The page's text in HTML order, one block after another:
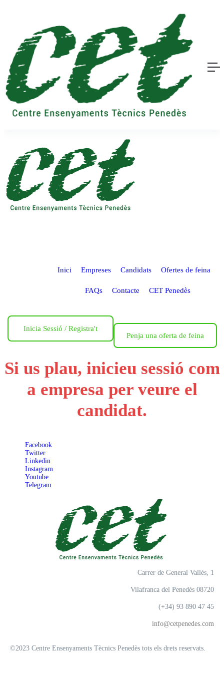
Inici Empreses Candidats Ofertes de feina
FAQs Contacte CET Penedès
Inicia Sessió / Registra't
Penja una oferta de feina
Si us plau, inicieu sessió com
a empresa per veure el
candidat.
Facebook
Twitter
Linkedin
Instagram
Youtube
Telegram
Carrer de General Vallès, 1
Vilafranca del Penedès 08720
(+34) 93 890 47 45
info@cetpenedes.com
©2023 Centre Ensenyaments Tècnics Penedès tots els drets reservats.